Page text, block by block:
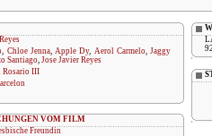
, Chloe Jenna, Apple Dy, Aerol Carmelo, Jaggy
Santiago, Jose Javier Reyes
Rosario III
VOM FILM
Freundin